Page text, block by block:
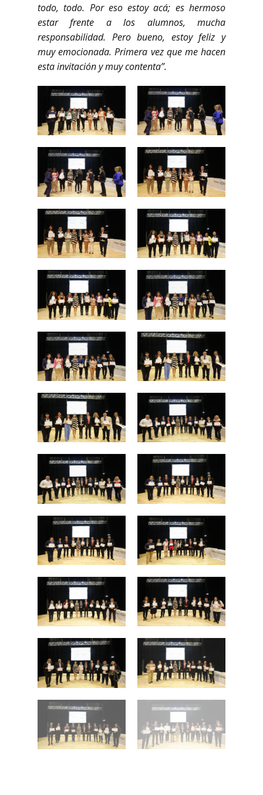
todo, todo. Por eso estoy acá; es hermoso
estar frente a los alumnos, mucha
responsabilidad. Pero bueno, estoy feliz y
muy emocionada. Primera vez que me hacen
esta invitación y muy contenta”.